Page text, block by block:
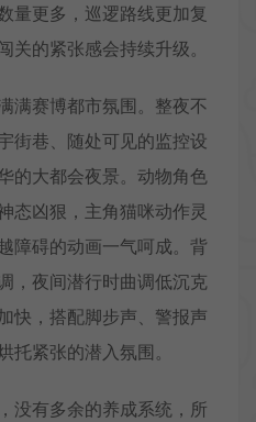
量更多，巡逻路线更加复
关的紧张感会持续升级。
满赛博都市氛围。整夜不
街巷、随处可见的监控设
的大都会夜景。动物角色
态凶狠，主角猫咪动作灵
障碍的动画一气呵成。背
，夜间潜行时曲调低沉克
快，搭配脚步声、警报声
托紧张的潜入氛围。
没有多余的养成系统，所